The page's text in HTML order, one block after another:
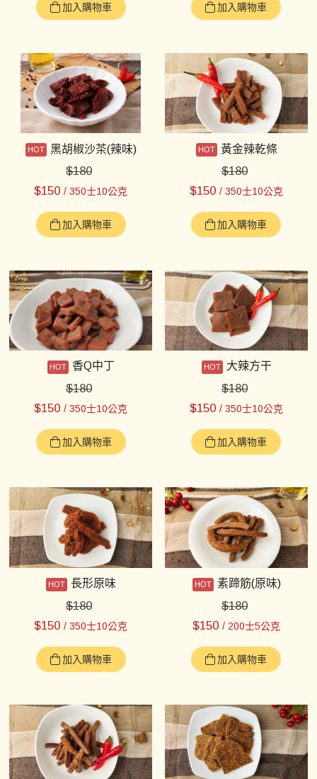
加入購物車 加入購物車
黑胡椒沙茶(辣味)
$180
$150/ 350士10公克
加入購物車
黃金辣乾條
$180
$150 / 350士10公克
加入購物車
香Q中丁
$180
$150/ 350士10公克
加入購物車
大辣方干
$180
$150 / 350士10公克
加入購物車
長形原味
$180
$150/ 350士10公克
加入購物車
素蹄筋(原味)
$180
$150 / 200士5公克
加入購物車